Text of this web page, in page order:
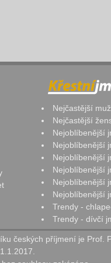
Nejčastější
Nejčastější
Nejoblíbenější
Nejoblíbenější
Nejoblíbenější
Nejoblíbenější
Nejoblíbenější
Nejoblíbenější
Trendy -
Trendy - dívčí
českých příjmení je Prof.